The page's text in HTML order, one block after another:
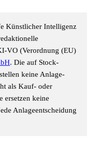
Künstlicher Intelligenz
VO (Verordnung (EU)
. Die auf Stock-
keine Anlage-
als Kauf- oder
ersetzen keine
Anlageentscheidung